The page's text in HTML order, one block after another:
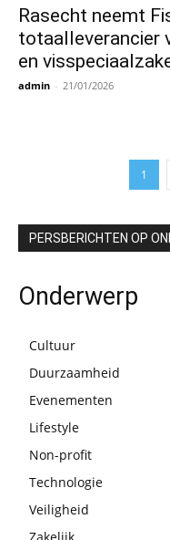
Rasecht neemt
totaalleverancier
en
admin - 21/01/2026
1
PERSBERICHTEN OP
Onderwerp
Cultuur
Duurzaamheid
Evenementen
Lifestyle
Non-profit
Technologie
Veiligheid